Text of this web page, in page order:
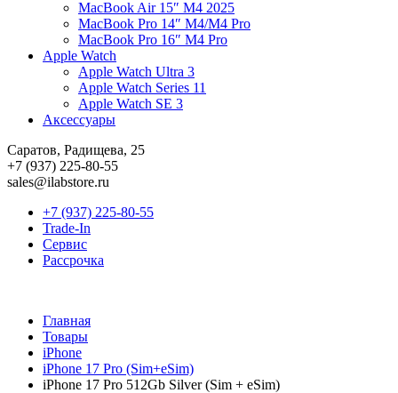
MacBook Air 15″ M4 2025
MacBook Pro 14″ M4/M4 Pro
MacBook Pro 16″ M4 Pro
Apple Watch
Apple Watch Ultra 3
Apple Watch Series 11
Apple Watch SE 3
Аксессуары
Саратов, Радищева, 25
+7 (937) 225-80-55
sales@ilabstore.ru
+7 (937) 225-80-55
Trade-In
Сервис
Рассрочка
Главная
Товары
iPhone
iPhone 17 Pro (Sim+eSim)
iPhone 17 Pro 512Gb Silver (Sim + eSim)